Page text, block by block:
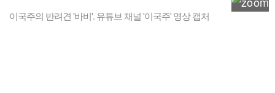
이국주의 반려견 '바비'. 유튜브 채널 '이국주' 영상 캡처